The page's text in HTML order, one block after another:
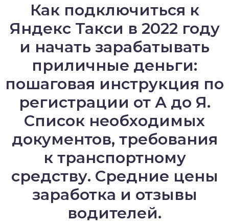
Как подключиться к
Яндекс Такси в 2022 году
и начать зарабатывать
приличные деньги:
пошаговая инструкция по
регистрации от А до Я.
Список необходимых
документов, требования
к транспортному
средству. Средние цены
заработка и отзывы
водителей.